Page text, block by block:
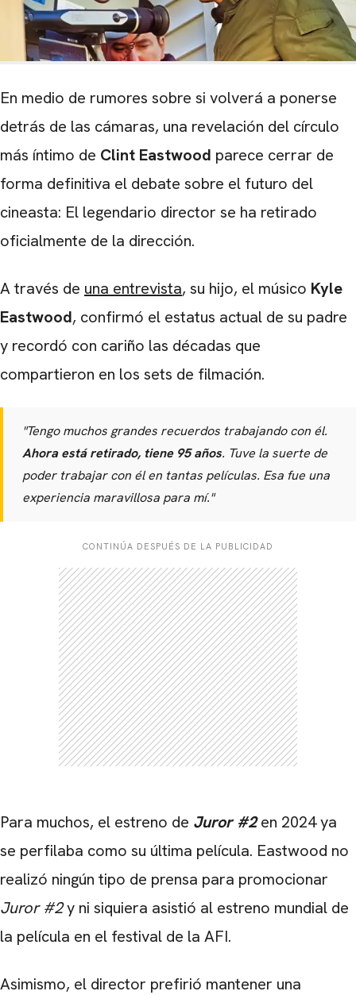
En medio de rumores sobre si volverá a ponerse
detrás de las cámaras, una revelación del círculo
más íntimo de Clint Eastwood parece cerrar de
forma definitiva el debate sobre el futuro del
cineasta: El legendario director se ha retirado
oficialmente de la dirección.
A través de una entrevista, su hijo, el músico Kyle
Eastwood, confirmó el estatus actual de su padre
y recordó con cariño las décadas que
compartieron en los sets de filmación.
"Tengo muchos grandes recuerdos trabajando con él.
Ahora está retirado, tiene 95 años. Tuve la suerte de
poder trabajar con él en tantas películas. Esa fue una
experiencia maravillosa para mí."
CONTINÚA DESPUÉS DE LA PUBLICIDAD
Para muchos, el estreno de Juror #2en 2024 ya
se perfilaba como su última película. Eastwood no
realizó ningún tipo de prensa para promocionar
Juror #2y ni siquiera asistió al estreno mundial de
la película en el festival de la AFI.
Asimismo, el director prefirió mantener una
CARREGANDO PUBLICIDADE